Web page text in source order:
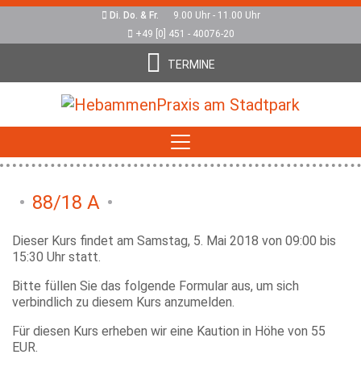
Di. Do. & Fr. 9.00 Uhr - 11.00 Uhr
+49 [0] 451 - 40076-20
TERMINE
88/18 A
Dieser Kurs findet am Samstag, 5. Mai 2018 von 09:00 bis
15:30 Uhr statt.
Bitte füllen Sie das folgende Formular aus, um sich
verbindlich zu diesem Kurs anzumelden.
Für diesen Kurs erheben wir eine Kaution in Höhe von 55
EUR.